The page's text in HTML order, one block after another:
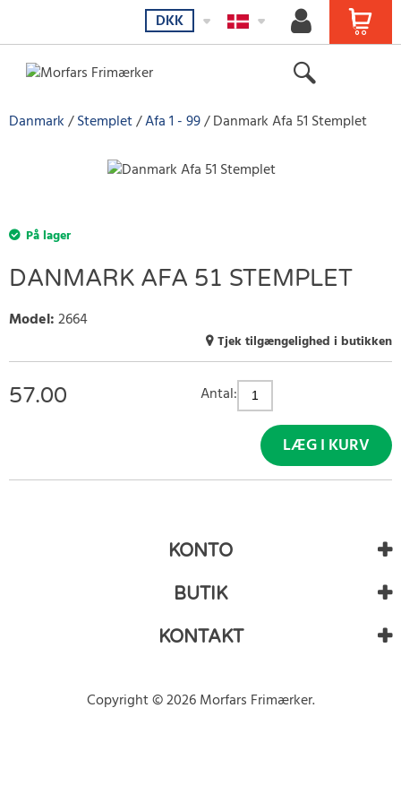
DKK
Danmark Stemplet Afa 1 - 99 Danmark Afa 51 Stemplet
På lager
DANMARK AFA 51 STEMPLET
Model:2664
Tjek tilgængelighed i butikken
57.00 Antal:
LÆG I KURV
KONTO
BUTIK
KONTAKT
Copyright © 2026 Morfars Frimærker.